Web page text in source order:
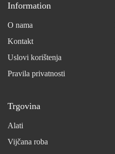
Information
O nama
Kontakt
Uslovi korištenja
Pravila privatnosti
Trgovina
Alati
Vijčana roba